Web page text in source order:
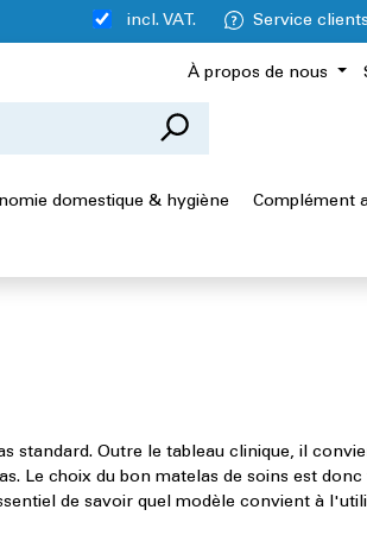
incl. VAT. Service clients
À propos de nous
domestique & hygiène Complément
standard. Outre le tableau clinique, il
Le choix du bon matelas de soins est
de savoir quel modèle convient à